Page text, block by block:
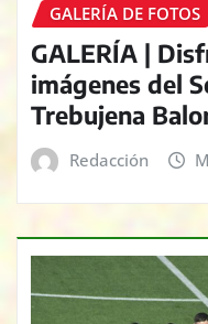
GALERÍA DE FOTOS
GALERÍA |
imágenes del
Trebujena
Redacción